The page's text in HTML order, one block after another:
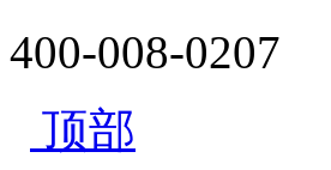
400-008-0207
顶部